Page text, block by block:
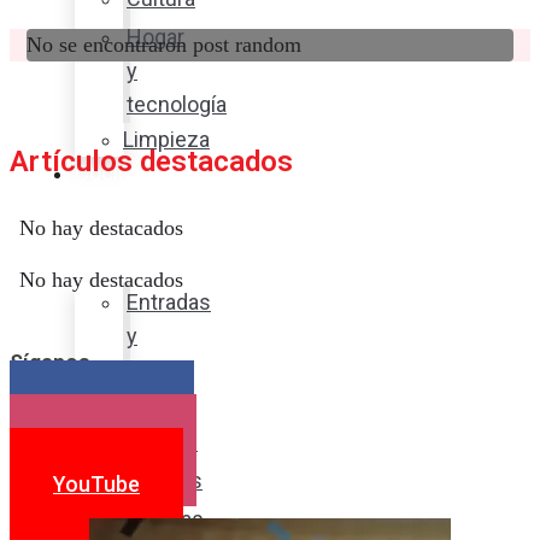
Hogar
y
tecnología
Limpieza
Cocina
sabor
Entradas
y
Postres
Bebidas
No se encontraron post random
Artículos destacados
No hay destacados
No hay destacados
Síganos
YouTube